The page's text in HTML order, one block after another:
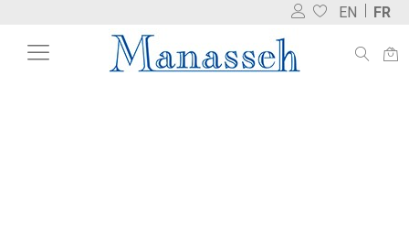
EN FR